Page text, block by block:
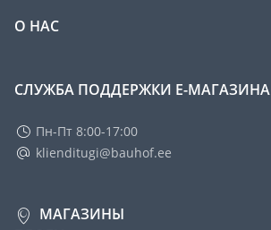
О НАС
СЛУЖБА ПОДДЕРЖКИ Е-МАГАЗИНА
Пн-Пт 8:00-17:00
klienditugi@bauhof.ee
МАГАЗИНЫ